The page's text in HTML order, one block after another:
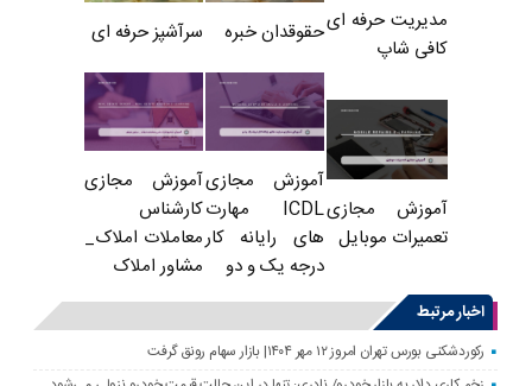
مدیریت حرفه ای
کافی شاپ
حقوقدان خبره سرآشپز حرفه ای
آموزش مجازی
تعمیرات موبایل
آموزش مجازی
ICDL مهارت
های رایانه کار
درجه یک و دو
آموزش مجازی
کارشناس
معاملات املاک_
مشاور املاک
اخبار مرتبط
رکوردشکنی بورس تهران امروز ۱۲ مهر ۱۴۰۴| بازار سهام رونق گرفت